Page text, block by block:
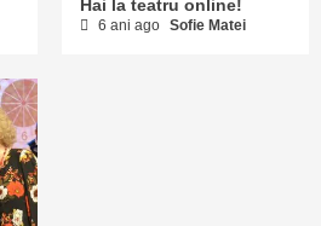
Hai la teatru online!
6 ani ago Sofie Matei